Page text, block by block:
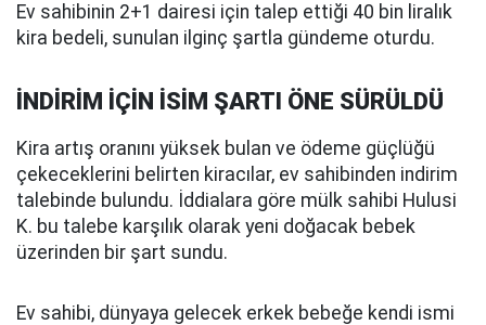
Ev sahibinin 2+1 dairesi için talep ettiği 40 bin liralık
kira bedeli, sunulan ilginç şartla gündeme oturdu.
İNDİRİM İÇİN İSİM ŞARTI ÖNE SÜRÜLDÜ
Kira artış oranını yüksek bulan ve ödeme güçlüğü
çekeceklerini belirten kiracılar, ev sahibinden indirim
talebinde bulundu. İddialara göre mülk sahibi Hulusi
K. bu talebe karşılık olarak yeni doğacak bebek
üzerinden bir şart sundu.
Ev sahibi, dünyaya gelecek erkek bebeğe kendi ismi